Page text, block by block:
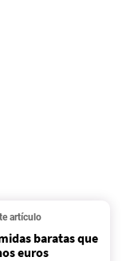
artículo
baratas que
euros